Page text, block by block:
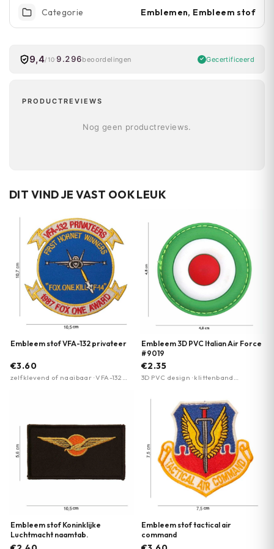
Categorie Emblemen, Embleem stof
9,4/10 9.296beoordelingen Gecertificeerd
PRODUCTREVIEWS
Nog geen productreviews.
DIT VIND JE VAST OOK LEUK
Embleem stof VFA-132 privateer
€3.60
zelfklevend of naaibaar · VFA-132
Embleem 3D PVC Italian Air Force
#9019
€2.35
3D PVC design · klittenband
Embleem stof Koninklijke
Luchtmacht naamtab.
Embleem stof tactical air
command